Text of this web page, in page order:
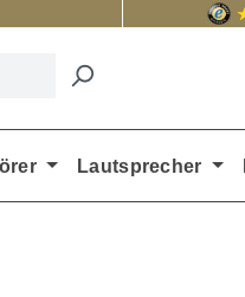
Lautsprecher